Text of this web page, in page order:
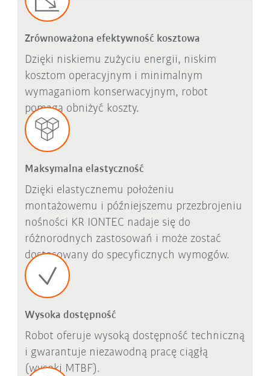
Zrównoważona efektywność kosztowa
Dzięki niskiemu zużyciu energii, niskim
kosztom operacyjnym i minimalnym
wymaganiom konserwacyjnym, robot
pomaga obniżyć koszty.
Maksymalna elastyczność
Dzięki elastycznemu położeniu
montażowemu i późniejszemu przezbrojeniu
nośności KR IONTEC nadaje się do
różnorodnych zastosowań i może zostać
dostosowany do specyficznych wymogów.
Wysoka dostępność
Robot oferuje wysoką dostępność techniczną
i gwarantuje niezawodną pracę ciągłą
(wysoki MTBF).